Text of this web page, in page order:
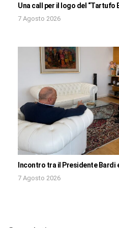
Una call per il logo del “Tartufo
7 Agosto 2026
Incontro tra il Presidente Bardi
7 Agosto 2026